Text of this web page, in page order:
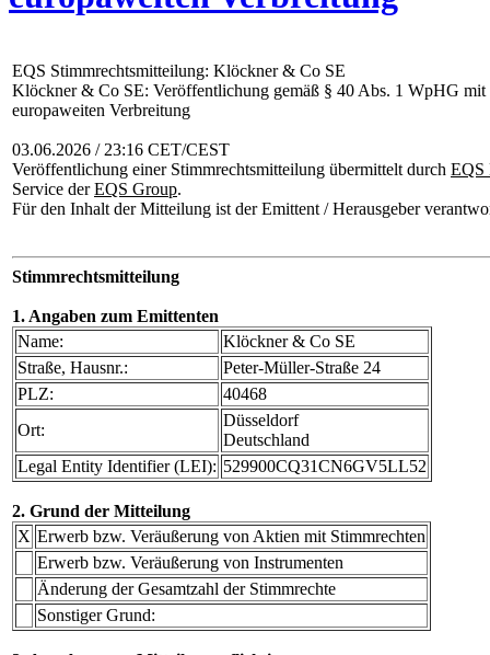
EQS Stimmrechtsmitteilung: Klöckner & Co SE
Klöckner & Co SE: Veröffentlichung gemäß § 40 Abs. 1 WpHG mit
europaweiten Verbreitung
03.06.2026 / 23:16 CET/CEST
Veröffentlichung einer Stimmrechtsmitteilung übermittelt durch EQS
Service derEQS Group.
Für den Inhalt der Mitteilung ist der Emittent / Herausgeber
Stimmrechtsmitteilung
1. Angaben zum Emittenten
Name:
Klöckner & Co SE
Straße, Hausnr.:
Peter-Müller-Straße 24
PLZ:
40468
Ort:
Düsseldorf
Deutschland
Legal Entity Identifier (LEI): 529900CQ31CN6GV5LL52
2. Grund der Mitteilung
X Erwerb bzw. Veräußerung von Aktien mit Stimmrechten
Erwerb bzw. Veräußerung von Instrumenten
Änderung der Gesamtzahl der Stimmrechte
Sonstiger Grund: